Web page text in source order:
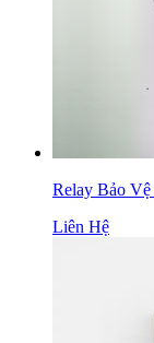
Relay Bảo
Liên Hệ